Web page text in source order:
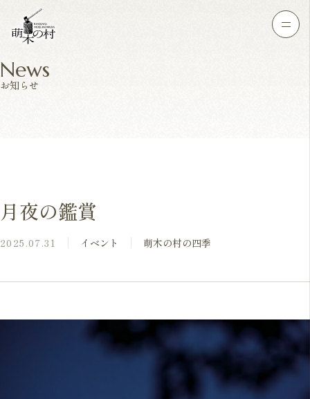
News
お知らせ
月夜の鑑賞
2025.07.31 イベント 萌木の村の四季